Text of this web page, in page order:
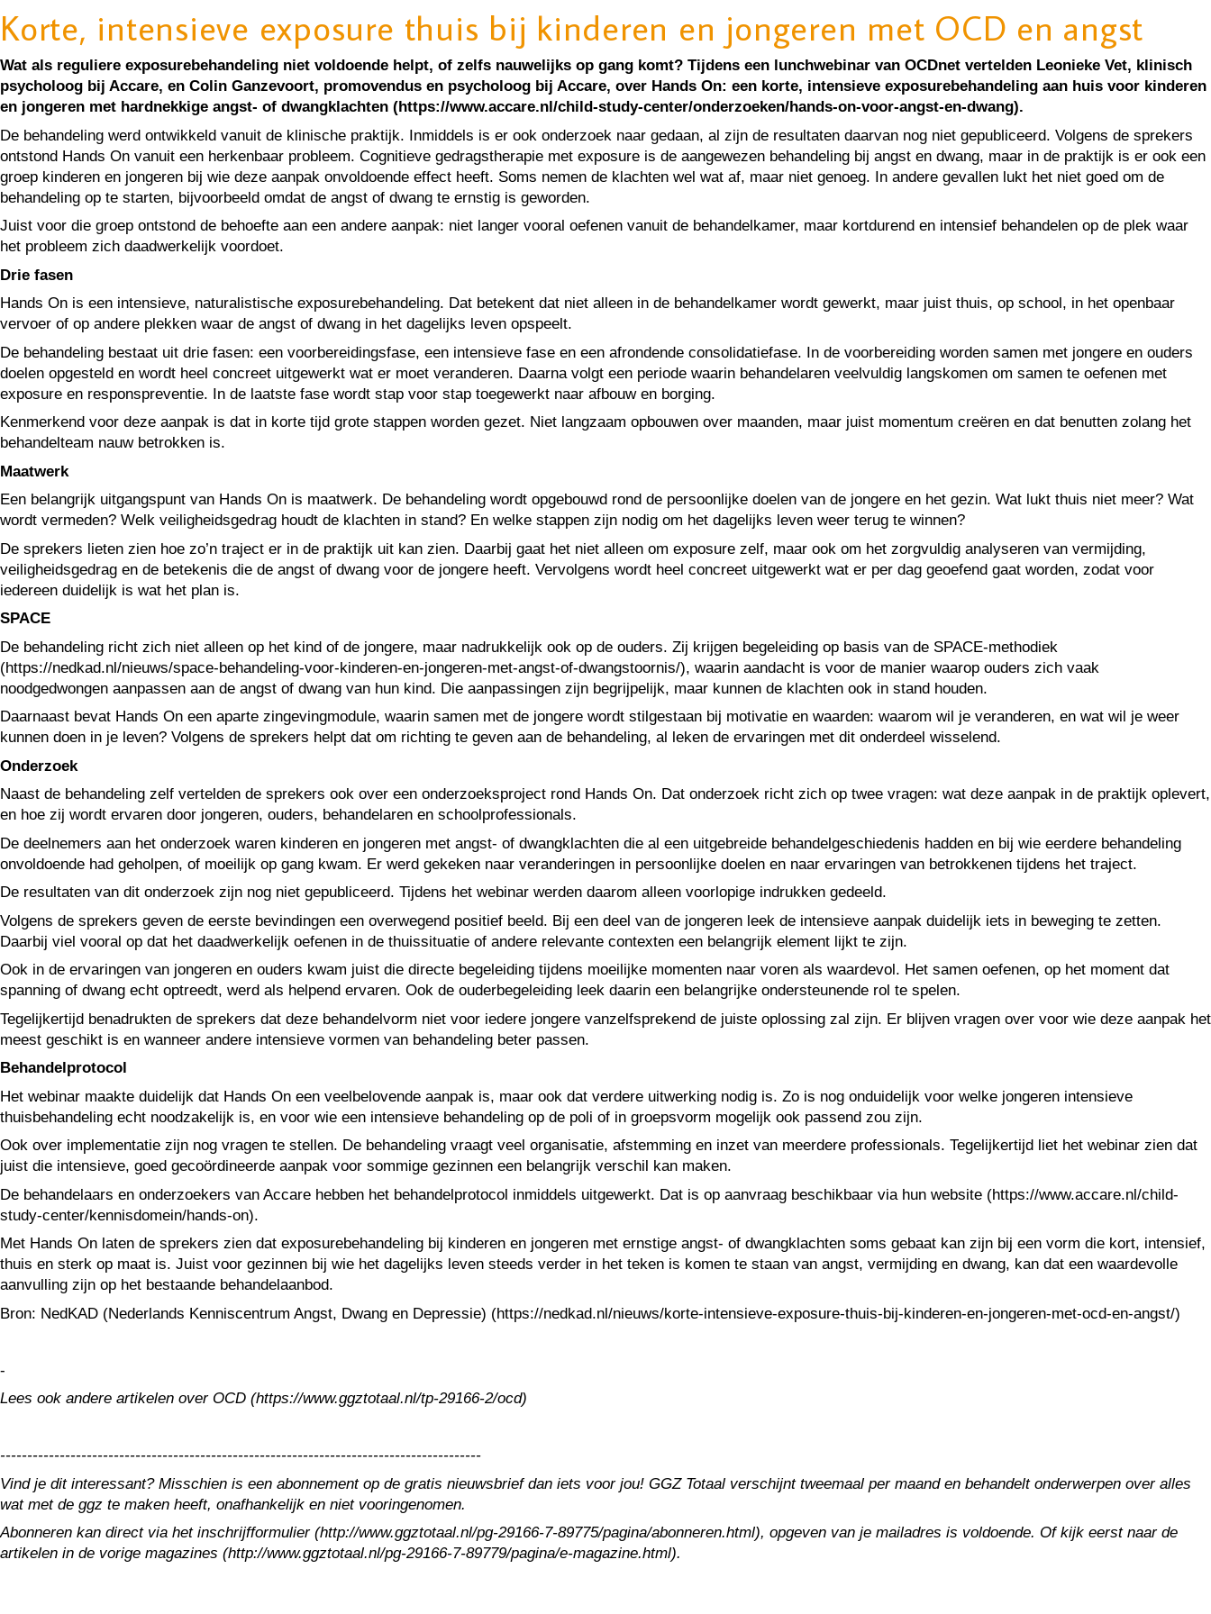
Korte, intensieve exposure thuis bij kinderen en jongeren met OCD en angst
Wat als reguliere exposurebehandeling niet voldoende helpt, of zelfs nauwelijks op gang komt? Tijdens een lunchwebinar van OCDnet vertelden Leonieke Vet, klinisch
psycholoog bij Accare, en Colin Ganzevoort, promovendus en psycholoog bij Accare, over Hands On: een korte, intensieve exposurebehandeling aan huis voor kinderen
en jongeren met hardnekkige angst- of dwangklachten (https://www.accare.nl/child-study-center/onderzoeken/hands-on-voor-angst-en-dwang).
De behandeling werd ontwikkeld vanuit de klinische praktijk. Inmiddels is er ook onderzoek naar gedaan, al zijn de resultaten daarvan nog niet gepubliceerd. Volgens de sprekers
ontstond Hands On vanuit een herkenbaar probleem. Cognitieve gedragstherapie met exposure is de aangewezen behandeling bij angst en dwang, maar in de praktijk is er ook een
groep kinderen en jongeren bij wie deze aanpak onvoldoende effect heeft. Soms nemen de klachten wel wat af, maar niet genoeg. In andere gevallen lukt het niet goed om de
behandeling op te starten, bijvoorbeeld omdat de angst of dwang te ernstig is geworden.
Juist voor die groep ontstond de behoefte aan een andere aanpak: niet langer vooral oefenen vanuit de behandelkamer, maar kortdurend en intensief behandelen op de plek waar
het probleem zich daadwerkelijk voordoet.
Drie fasen
Hands On is een intensieve, naturalistische exposurebehandeling. Dat betekent dat niet alleen in de behandelkamer wordt gewerkt, maar juist thuis, op school, in het openbaar
vervoer of op andere plekken waar de angst of dwang in het dagelijks leven opspeelt.
De behandeling bestaat uit drie fasen: een voorbereidingsfase, een intensieve fase en een afrondende consolidatiefase. In de voorbereiding worden samen met jongere en ouders
doelen opgesteld en wordt heel concreet uitgewerkt wat er moet veranderen. Daarna volgt een periode waarin behandelaren veelvuldig langskomen om samen te oefenen met
exposure en responspreventie. In de laatste fase wordt stap voor stap toegewerkt naar afbouw en borging.
Kenmerkend voor deze aanpak is dat in korte tijd grote stappen worden gezet. Niet langzaam opbouwen over maanden, maar juist momentum creëren en dat benutten zolang het
behandelteam nauw betrokken is.
Maatwerk
Een belangrijk uitgangspunt van Hands On is maatwerk. De behandeling wordt opgebouwd rond de persoonlijke doelen van de jongere en het gezin. Wat lukt thuis niet meer? Wat
wordt vermeden? Welk veiligheidsgedrag houdt de klachten in stand? En welke stappen zijn nodig om het dagelijks leven weer terug te winnen?
De sprekers lieten zien hoe zo’n traject er in de praktijk uit kan zien. Daarbij gaat het niet alleen om exposure zelf, maar ook om het zorgvuldig analyseren van vermijding,
veiligheidsgedrag en de betekenis die de angst of dwang voor de jongere heeft. Vervolgens wordt heel concreet uitgewerkt wat er per dag geoefend gaat worden, zodat voor
iedereen duidelijk is wat het plan is.
SPACE
De behandeling richt zich niet alleen op het kind of de jongere, maar nadrukkelijk ook op de ouders. Zij krijgen begeleiding op basis van de SPACE-methodiek
(https://nedkad.nl/nieuws/space-behandeling-voor-kinderen-en-jongeren-met-angst-of-dwangstoornis/), waarin aandacht is voor de manier waarop ouders zich vaak
noodgedwongen aanpassen aan de angst of dwang van hun kind. Die aanpassingen zijn begrijpelijk, maar kunnen de klachten ook in stand houden.
Daarnaast bevat Hands On een aparte zingevingmodule, waarin samen met de jongere wordt stilgestaan bij motivatie en waarden: waarom wil je veranderen, en wat wil je weer
kunnen doen in je leven? Volgens de sprekers helpt dat om richting te geven aan de behandeling, al leken de ervaringen met dit onderdeel wisselend.
Onderzoek
Naast de behandeling zelf vertelden de sprekers ook over een onderzoeksproject rond Hands On. Dat onderzoek richt zich op twee vragen: wat deze aanpak in de praktijk oplevert,
en hoe zij wordt ervaren door jongeren, ouders, behandelaren en schoolprofessionals.
De deelnemers aan het onderzoek waren kinderen en jongeren met angst- of dwangklachten die al een uitgebreide behandelgeschiedenis hadden en bij wie eerdere behandeling
onvoldoende had geholpen, of moeilijk op gang kwam. Er werd gekeken naar veranderingen in persoonlijke doelen en naar ervaringen van betrokkenen tijdens het traject.
De resultaten van dit onderzoek zijn nog niet gepubliceerd. Tijdens het webinar werden daarom alleen voorlopige indrukken gedeeld.
Volgens de sprekers geven de eerste bevindingen een overwegend positief beeld. Bij een deel van de jongeren leek de intensieve aanpak duidelijk iets in beweging te zetten.
Daarbij viel vooral op dat het daadwerkelijk oefenen in de thuissituatie of andere relevante contexten een belangrijk element lijkt te zijn.
Ook in de ervaringen van jongeren en ouders kwam juist die directe begeleiding tijdens moeilijke momenten naar voren als waardevol. Het samen oefenen, op het moment dat
spanning of dwang echt optreedt, werd als helpend ervaren. Ook de ouderbegeleiding leek daarin een belangrijke ondersteunende rol te spelen.
Tegelijkertijd benadrukten de sprekers dat deze behandelvorm niet voor iedere jongere vanzelfsprekend de juiste oplossing zal zijn. Er blijven vragen over voor wie deze aanpak het
meest geschikt is en wanneer andere intensieve vormen van behandeling beter passen.
Behandelprotocol
Het webinar maakte duidelijk dat Hands On een veelbelovende aanpak is, maar ook dat verdere uitwerking nodig is. Zo is nog onduidelijk voor welke jongeren intensieve
thuisbehandeling echt noodzakelijk is, en voor wie een intensieve behandeling op de poli of in groepsvorm mogelijk ook passend zou zijn.
Ook over implementatie zijn nog vragen te stellen. De behandeling vraagt veel organisatie, afstemming en inzet van meerdere professionals. Tegelijkertijd liet het webinar zien dat
juist die intensieve, goed gecoördineerde aanpak voor sommige gezinnen een belangrijk verschil kan maken.
De behandelaars en onderzoekers van Accare hebben het behandelprotocol inmiddels uitgewerkt. Dat is op aanvraag beschikbaar via hun website (https://www.accare.nl/child-
study-center/kennisdomein/hands-on).
Met Hands On laten de sprekers zien dat exposurebehandeling bij kinderen en jongeren met ernstige angst- of dwangklachten soms gebaat kan zijn bij een vorm die kort, intensief,
thuis en sterk op maat is. Juist voor gezinnen bij wie het dagelijks leven steeds verder in het teken is komen te staan van angst, vermijding en dwang, kan dat een waardevolle
aanvulling zijn op het bestaande behandelaanbod.
Bron: NedKAD (Nederlands Kenniscentrum Angst, Dwang en Depressie) (https://nedkad.nl/nieuws/korte-intensieve-exposure-thuis-bij-kinderen-en-jongeren-met-ocd-en-angst/)
-
Lees ook andere artikelen over OCD (https://www.ggztotaal.nl/tp-29166-2/ocd)
-----------------------------------------------------------------------------------------
Vind je dit interessant? Misschien is een abonnement op de gratis nieuwsbrief dan iets voor jou! GGZ Totaal verschijnt tweemaal per maand en behandelt onderwerpen over alles
wat met de ggz te maken heeft, onafhankelijk en niet vooringenomen.
Abonneren kan direct via het inschrijfformulier (http://www.ggztotaal.nl/pg-29166-7-89775/pagina/abonneren.html), opgeven van je mailadres is voldoende. Of kijk eerst naar de
artikelen in de vorige magazines (http://www.ggztotaal.nl/pg-29166-7-89779/pagina/e-magazine.html).